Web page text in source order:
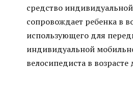
средство
сопровождает ребенка в
использующего для
индивидуальной
велосипедиста в возрасте